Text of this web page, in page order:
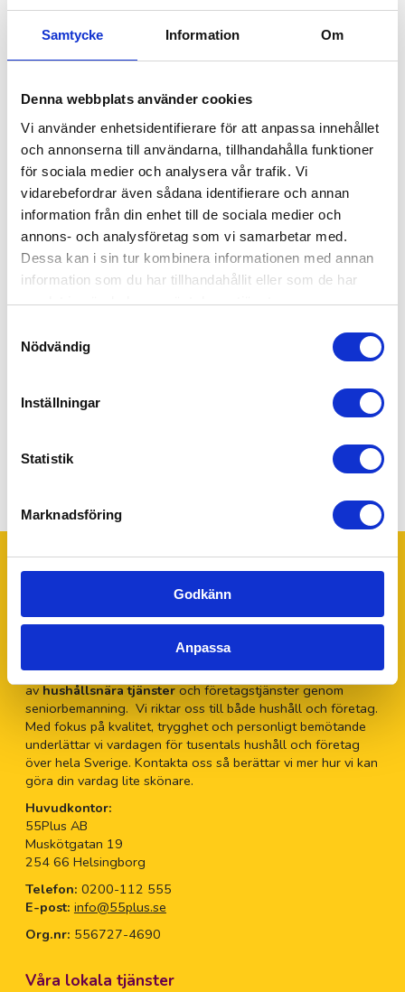
Samtycke Information Om
Denna webbplats använder cookies
Vi använder enhetsidentifierare för att anpassa innehållet
och annonserna till användarna, tillhandahålla funktioner
för sociala medier och analysera vår trafik. Vi
vidarebefordrar även sådana identifierare och annan
information från din enhet till de sociala medier och
annons- och analysföretag som vi samarbetar med.
Dessa kan i sin tur kombinera informationen med annan
information som du har tillhandahållit eller som de har
samlat in när du har använt deras tjänster.
Nödvändig
Inställningar
Statistik
Marknadsföring
Godkänn
Anpassa
Bli medarbetare
Kanske börjar du närma dig pensionen eller har du redan
fortfarande har mycket kraft, energi och vilja kvar? Vi söker
fler pigga och glada medarbetare som vill göra vardagen
göra skillnad för våra kunder i deras vardag?
Trustpilot
55Plusär sedan 2009 en av Sveriges största leverantörer
avhushållsnära tjänsteroch företagstjänster genom
seniorbemanning. Vi riktar oss till både hushåll och företag.
Med fokus på kvalitet, trygghet och personligt bemötande
underlättar vi vardagen för tusentals hushåll och företag
över hela Sverige. Kontakta oss så berättar vi mer hur vi kan
göra din vardag lite skönare.
Huvudkontor:
55Plus AB
Muskötgatan 19
254 66 Helsingborg
Telefon: 0200-112 555
E-post: info@55plus.se
Org.nr: 556727-4690
Våra lokala tjänster